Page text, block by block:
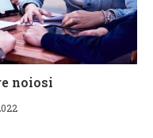
noiosi